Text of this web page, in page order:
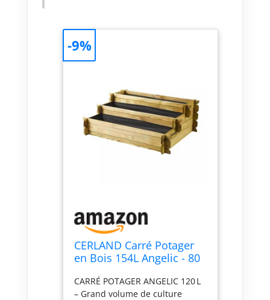
CERLAND Carré Potager
en Bois 154L Angelic - 80
CARRÉ POTAGER ANGELIC 120 L
– Grand volume de culture
-9%